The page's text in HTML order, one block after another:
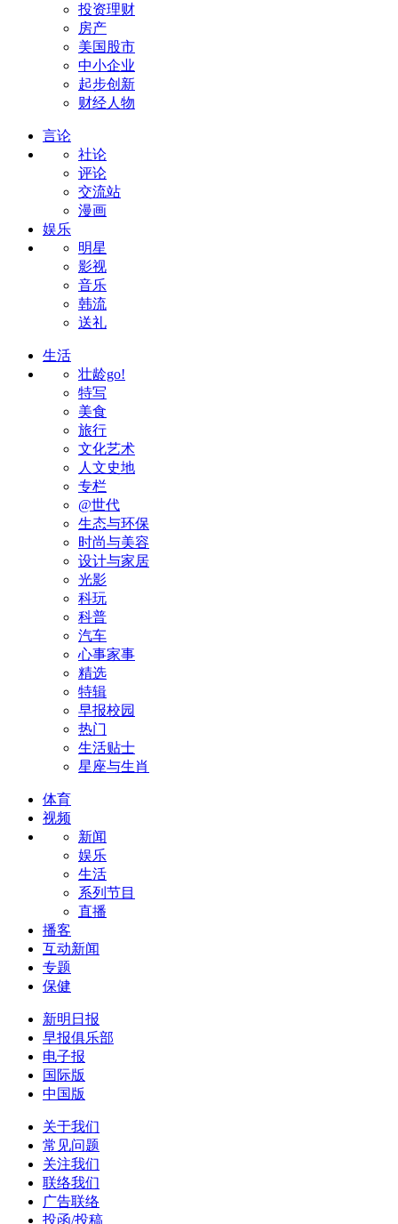
投资理财
房产
美国股市
中小企业
起步创新
财经人物
言论
社论
评论
交流站
漫画
娱乐
明星
影视
音乐
韩流
送礼
生活
壮龄go!
特写
美食
旅行
文化艺术
人文史地
专栏
@世代
生态与环保
时尚与美容
设计与家居
光影
科玩
科普
汽车
心事家事
精选
特辑
早报校园
热门
生活贴士
星座与生肖
体育
视频
新闻
娱乐
生活
系列节目
直播
播客
互动新闻
专题
保健
新明日报
早报俱乐部
电子报
国际版
中国版
关于我们
常见问题
关注我们
联络我们
广告联络
投函/投稿